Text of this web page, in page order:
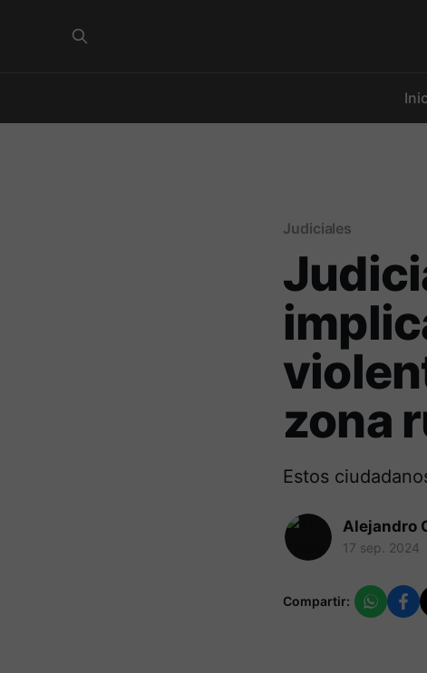
Judiciales
zona
Estos
Alejandro
17 sep. 2024
Compartir: